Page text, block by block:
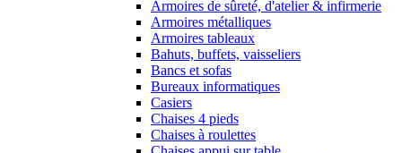
Armoires de sûreté, d'atelier & infirmerie
Armoires métalliques
Armoires tableaux
Bahuts, buffets, vaisseliers
Bancs et sofas
Bureaux informatiques
Casiers
Chaises 4 pieds
Chaises à roulettes